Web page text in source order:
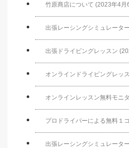
竹原商店について (2023年4月
出張レーシングシミュレータ
出張ドライビングレッスン
オンラインドライビングレッ
オンラインレッスン無料モニ
プロドライバーによる無料１
出張レーシングシミュレータ